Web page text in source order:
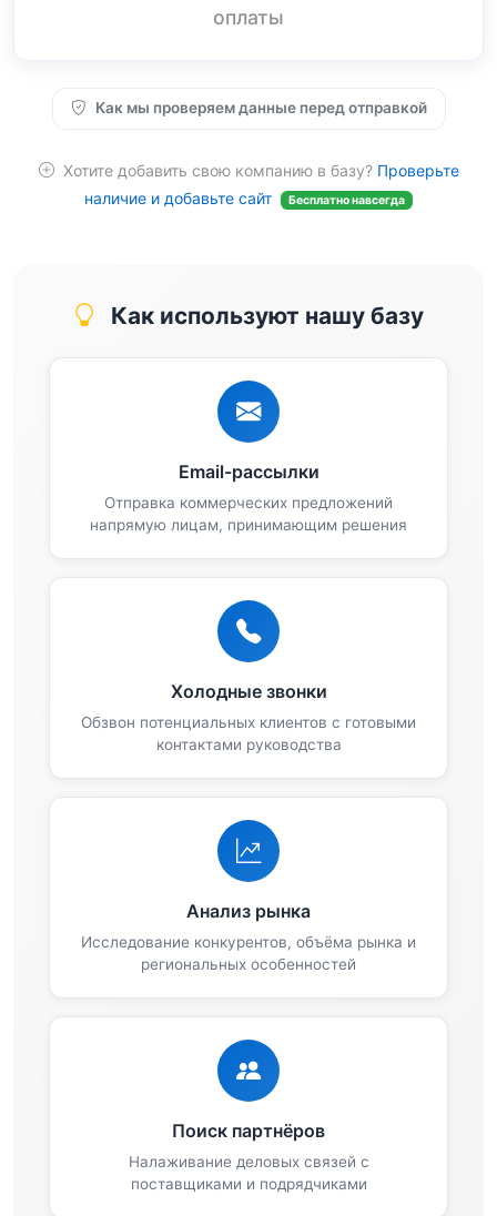
оплаты
Как мы проверяем данные перед отправкой
Хотите добавить свою компанию в базу? Проверьте
наличие и добавьте сайт
Бесплатно навсегда
Как используют нашу базу
Email-рассылки
Отправка коммерческих предложений
напрямую лицам, принимающим решения
Холодные звонки
Обзвон потенциальных клиентов с готовыми
контактами руководства
Анализ рынка
Исследование конкурентов, объёма рынка и
региональных особенностей
Поиск партнёров
Налаживание деловых связей с
поставщиками и подрядчиками